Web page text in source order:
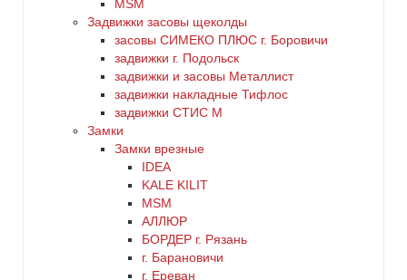
оранжевый
MSM
Задвижки засовы щеколды
заcовы СИМЕКО ПЛЮС г. Боровичи
задвижки г. Подольск
задвижки и засовы Металлист
задвижки накладные Тифлос
задвижки СТИС М
Замки
Замки врезные
IDEA
KALE KILIT
MSM
АЛЛЮР
БОРДЕР г. Рязань
г. Барановичи
г. Ереван